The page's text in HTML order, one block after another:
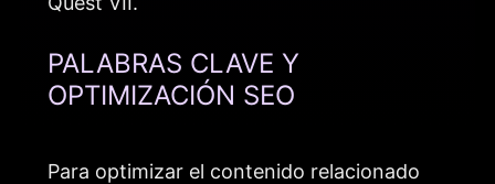
PALABRAS CLAVE Y
OPTIMIZACIÓN SEO
Para optimizar el contenido relacionado